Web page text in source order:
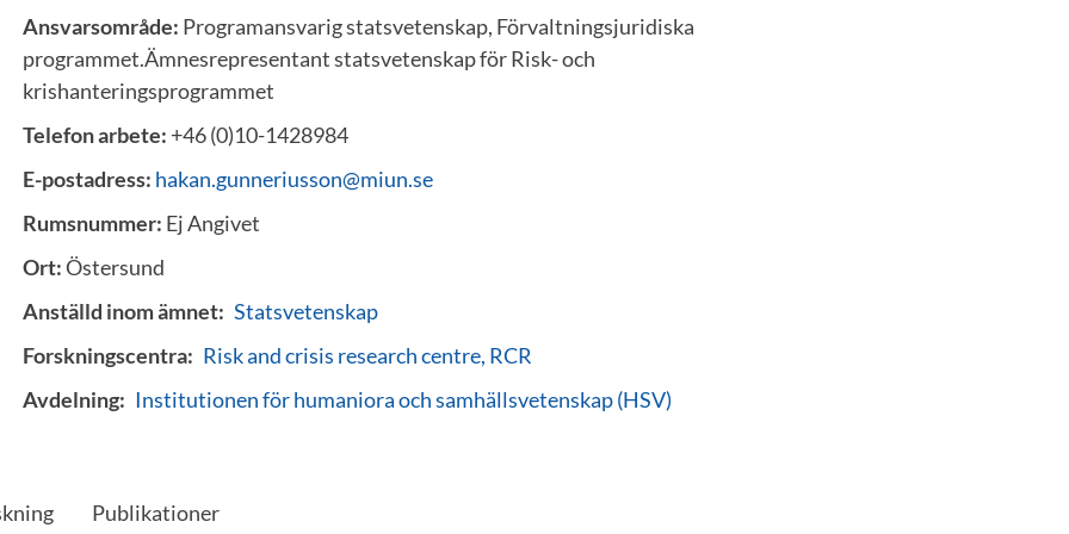
Ansvarsområde: Programansvarig statsvetenskap, Förvaltningsjuridiska
programmet.Ämnesrepresentant statsvetenskap för Risk- och
krishanteringsprogrammet
Telefon arbete: +46 (0)10-1428984
E-postadress: hakan.gunneriusson@miun.se
Rumsnummer: Ej Angivet
Ort:Östersund
Anställd inom ämnet: Statsvetenskap
Forskningscentra: Risk and crisis research centre, RCR
Avdelning: Institutionen för humaniora och samhällsvetenskap (HSV)
Publikationer